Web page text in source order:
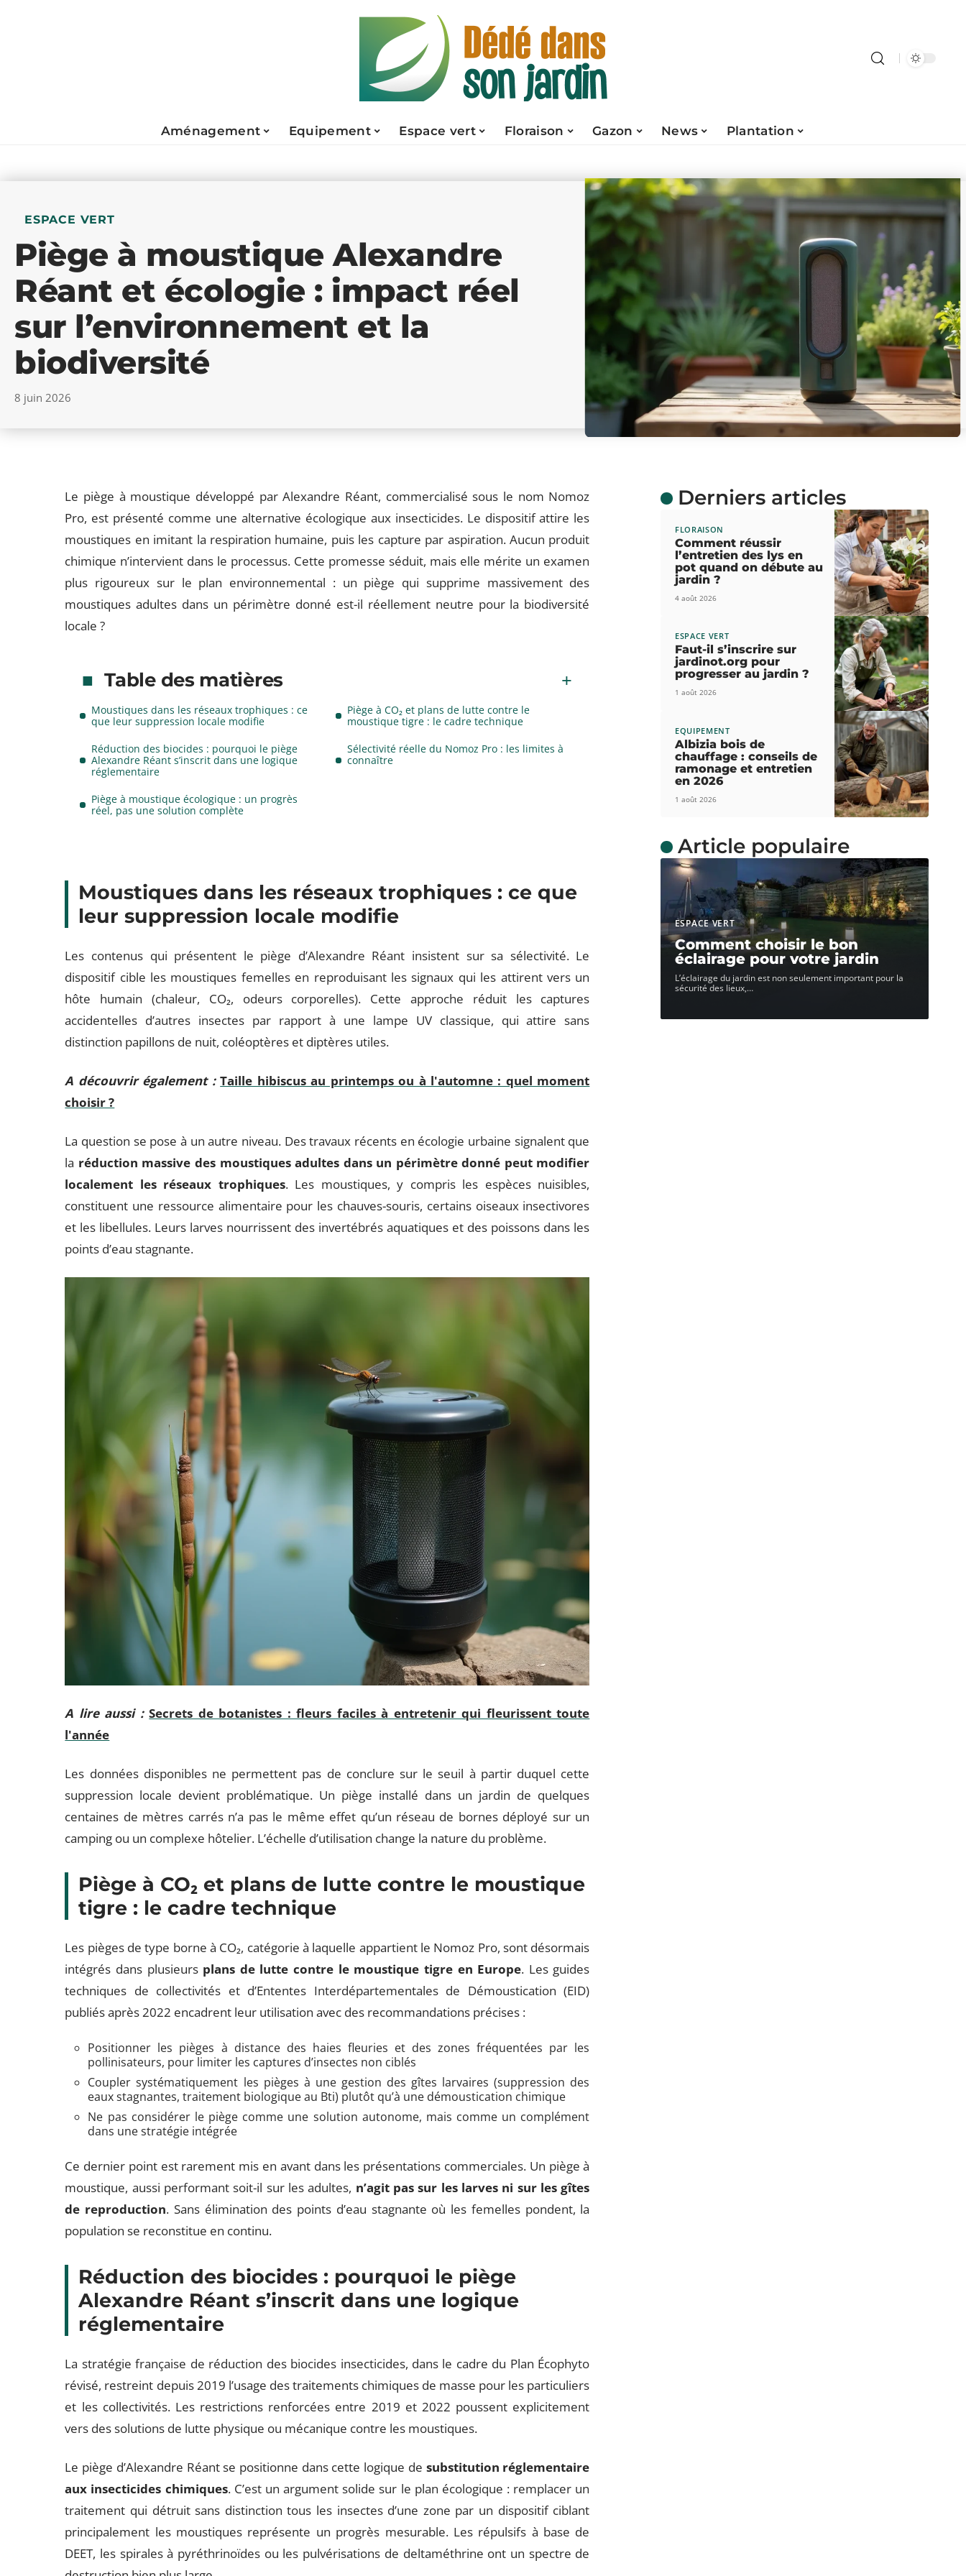
Aménagement Equipement Espace vert Floraison Gazon News Plantation
ESPACE VERT
Piège à moustique Alexandre
Réant et écologie : impact réel
sur l’environnement et la
biodiversité
8 juin 2026
Le piège à moustique développé par Alexandre Réant, commercialisé sous le nom Nomoz
Pro, est présenté comme une alternative écologique aux insecticides. Le dispositif attire les
moustiques en imitant la respiration humaine, puis les capture par aspiration. Aucun produit
chimique n’intervient dans le processus. Cette promesse séduit, mais elle mérite un examen
plus rigoureux sur le plan environnemental : un piège qui supprime massivement des
moustiques adultes dans un périmètre donné est-il réellement neutre pour la biodiversité
locale ?
Table des matières
Moustiques dans les réseaux trophiques : ce
que leur suppression locale modifie
Piège à CO₂ et plans de lutte contre le
moustique tigre : le cadre technique
Réduction des biocides : pourquoi le piège
Alexandre Réant s’inscrit dans une logique
réglementaire
Sélectivité réelle du Nomoz Pro : les limites à
connaître
Piège à moustique écologique : un progrès
réel, pas une solution complète
Moustiques dans les réseaux trophiques : ce que
leur suppression locale modifie
Les contenus qui présentent le piège d’Alexandre Réant insistent sur sa sélectivité. Le
dispositif cible les moustiques femelles en reproduisant les signaux qui les attirent vers un
hôte humain (chaleur, CO₂, odeurs corporelles). Cette approche réduit les captures
accidentelles d’autres insectes par rapport à une lampe UV classique, qui attire sans
distinction papillons de nuit, coléoptères et diptères utiles.
A découvrir également : Taille hibiscus au printemps ou à l'automne : quel moment
choisir ?
La question se pose à un autre niveau. Des travaux récents en écologie urbaine signalent que
la réduction massive des moustiques adultes dans un périmètre donné peut modifier
localement les réseaux trophiques. Les moustiques, y compris les espèces nuisibles,
constituent une ressource alimentaire pour les chauves-souris, certains oiseaux insectivores
et les libellules. Leurs larves nourrissent des invertébrés aquatiques et des poissons dans les
points d’eau stagnante.
A lire aussi : Secrets de botanistes : fleurs faciles à entretenir qui fleurissent toute
l'année
Les données disponibles ne permettent pas de conclure sur le seuil à partir duquel cette
suppression locale devient problématique. Un piège installé dans un jardin de quelques
centaines de mètres carrés n’a pas le même effet qu’un réseau de bornes déployé sur un
camping ou un complexe hôtelier. L’échelle d’utilisation change la nature du problème.
Piège à CO₂ et plans de lutte contre le moustique
tigre : le cadre technique
Les pièges de type borne à CO₂, catégorie à laquelle appartient le Nomoz Pro, sont désormais
intégrés dans plusieurs plans de lutte contre le moustique tigre en Europe. Les guides
techniques de collectivités et d’Ententes Interdépartementales de Démoustication (EID)
publiés après 2022 encadrent leur utilisation avec des recommandations précises :
Positionner les pièges à distance des haies fleuries et des zones fréquentées par les
pollinisateurs, pour limiter les captures d’insectes non ciblés
Coupler systématiquement les pièges à une gestion des gîtes larvaires (suppression des
eaux stagnantes, traitement biologique au Bti) plutôt qu’à une démoustication chimique
Ne pas considérer le piège comme une solution autonome, mais comme un complément
dans une stratégie intégrée
Ce dernier point est rarement mis en avant dans les présentations commerciales. Un piège à
moustique, aussi performant soit-il sur les adultes, n’agit pas sur les larves ni sur les gîtes
de reproduction. Sans élimination des points d’eau stagnante où les femelles pondent, la
population se reconstitue en continu.
Réduction des biocides : pourquoi le piège
Alexandre Réant s’inscrit dans une logique
réglementaire
La stratégie française de réduction des biocides insecticides, dans le cadre du Plan Écophyto
révisé, restreint depuis 2019 l’usage des traitements chimiques de masse pour les particuliers
et les collectivités. Les restrictions renforcées entre 2019 et 2022 poussent explicitement
vers des solutions de lutte physique ou mécanique contre les moustiques.
Le piège d’Alexandre Réant se positionne dans cette logique de substitution réglementaire
aux insecticides chimiques. C’est un argument solide sur le plan écologique : remplacer un
traitement qui détruit sans distinction tous les insectes d’une zone par un dispositif ciblant
principalement les moustiques représente un progrès mesurable. Les répulsifs à base de
DEET, les spirales à pyréthrinoïdes ou les pulvérisations de deltaméthrine ont un spectre de
Derniers articles
FLORAISON
Comment réussir
l’entretien des lys en
pot quand on débute au
jardin ?
4 août 2026
ESPACE VERT
Faut-il s’inscrire sur
jardinot.org pour
progresser au jardin ?
1 août 2026
EQUIPEMENT
Albizia bois de
chauffage : conseils de
ramonage et entretien
en 2026
1 août 2026
Article populaire
ESPACE VERT
Comment choisir le bon
éclairage pour votre jardin
L’éclairage du jardin est non seulement important pour la
sécurité des lieux,…